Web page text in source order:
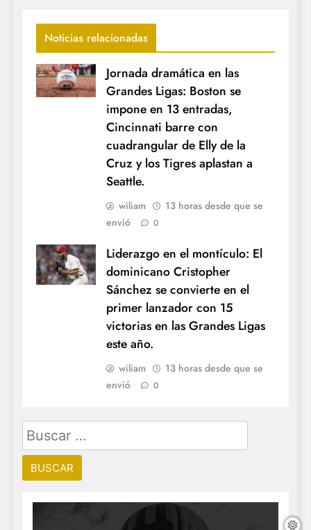
Noticias relacionadas
Jornada dramática en las
Grandes Ligas: Boston se
impone en 13 entradas,
Cincinnati barre con
cuadrangular de Elly de la
Cruz y los Tigres aplastan a
Seattle.
wiliam
13 horas desde que se
envió
0
Liderazgo en el montículo: El
dominicano Cristopher
Sánchez se convierte en el
primer lanzador con 15
victorias en las Grandes Ligas
este año.
wiliam
13 horas desde que se
envió
0
Buscar: